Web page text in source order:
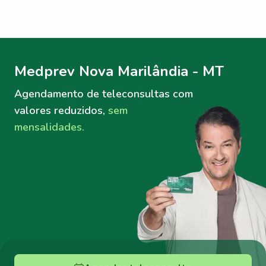
Medprev Nova Marilândia - MT
Agendamento de teleconsultas com
valores reduzidos, sem
mensalidades.